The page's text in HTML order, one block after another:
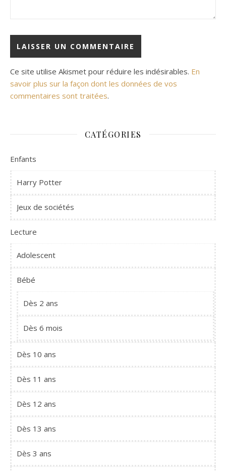
Ce site utilise Akismet pour réduire les indésirables. En
savoir plus sur la façon dont les données de vos
commentaires sont traitées.
CATÉGORIES
Enfants
Harry Potter
Jeux de sociétés
Lecture
Adolescent
Bébé
Dès 2 ans
Dès 6 mois
Dès 10 ans
Dès 11 ans
Dès 12 ans
Dès 13 ans
Dès 3 ans